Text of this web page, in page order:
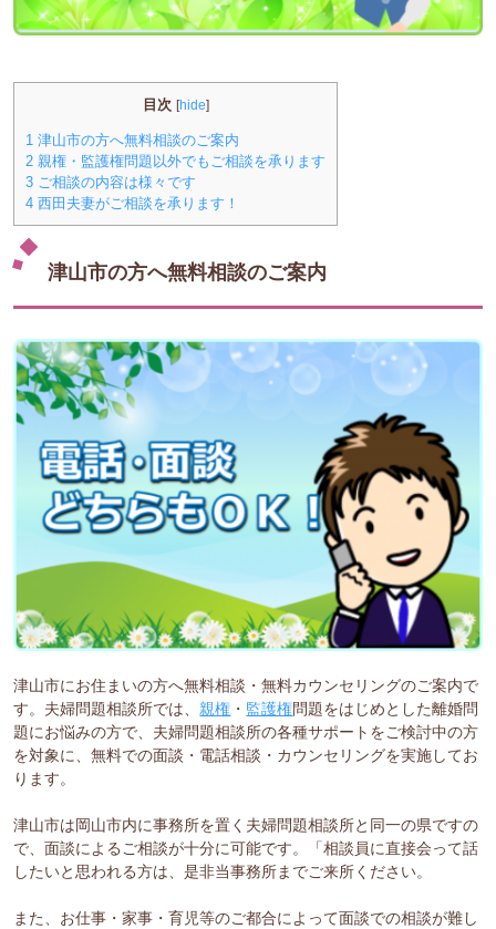
目次 [hide]
1 津山市の方へ無料相談のご案内
2 親権・監護権問題以外でもご相談を承ります
3 ご相談の内容は様々です
4 西田夫妻がご相談を承ります！
津山市の方へ無料相談のご案内
津山市にお住まいの方へ無料相談・無料カウンセリングのご案内で
す。夫婦問題相談所では、親権 ・ 監護権問題をはじめとした離婚問
題にお悩みの方で、夫婦問題相談所の各種サポートをご検討中の方
を対象に、無料での面談・電話相談・カウンセリングを実施してお
ります。
津山市は岡山市内に事務所を置く夫婦問題相談所と同一の県ですの
で、面談によるご相談が十分に可能です。「相談員に直接会って話
したいと思われる方は、是非当事務所までご来所ください。
また、お仕事・家事・育児等のご都合によって面談での相談が難し